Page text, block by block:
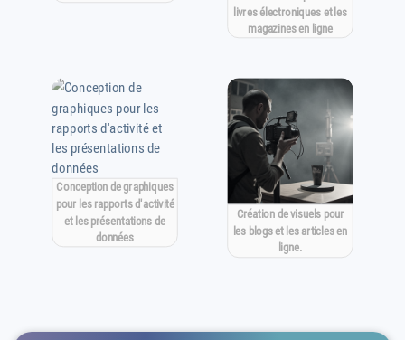
livres électroniques et les
magazines en ligne
Conception de graphiques
pour les rapports d'activité
et les présentations de
données
Création de visuels pour
les blogs et les articles en
ligne.